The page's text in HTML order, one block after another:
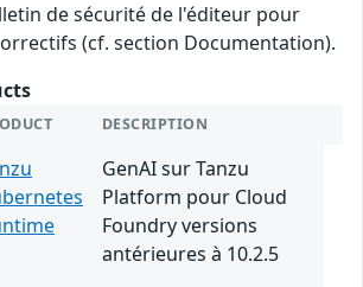
de sécurité de l'éditeur pour
(cf. section Documentation).
DESCRIPTION
GenAI sur Tanzu
Platform pour Cloud
Foundry versions
antérieures à 10.2.5